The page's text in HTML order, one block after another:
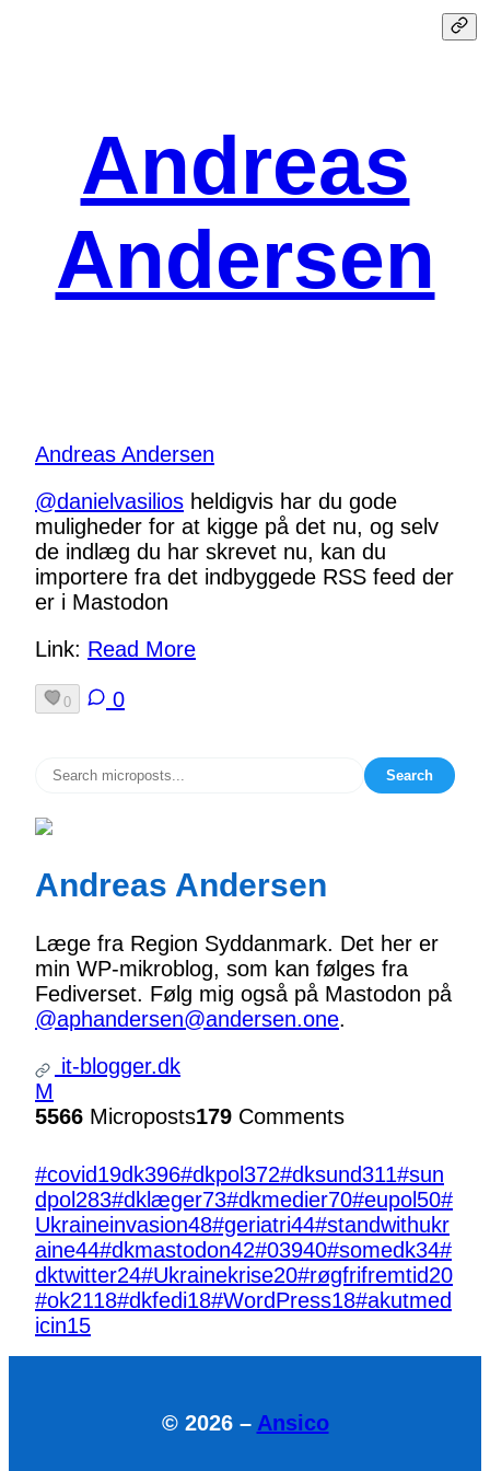
Andreas
Andersen
Andreas Andersen
@danielvasilios heldigvis har du gode
muligheder for at kigge på det nu, og selv
de indlæg du har skrevet nu, kan du
importere fra det indbyggede RSS feed der
er i Mastodon
Link: Read More
0 0
Search
Andreas Andersen
Læge fra Region Syddanmark. Det her er
min WP-mikroblog, som kan følges fra
Fediverset. Følg mig også på Mastodon på
@aphandersen@andersen.one.
it-blogger.dk
M
5566 Microposts179 Comments
#covid19dk396#dkpol372#dksund311#sun
dpol 283#dklæger73#dkmedier70#eupol 50#
Ukraineinvasion48#geriatri44#standwithukr
aine44#dkmastodon42#03940#somedk34#
dktwitter24#Ukrainekrise20#røgfrifremtid20
#ok2118#dkfedi18#WordPress18#akutmed
icin15
© 2026 – Ansico